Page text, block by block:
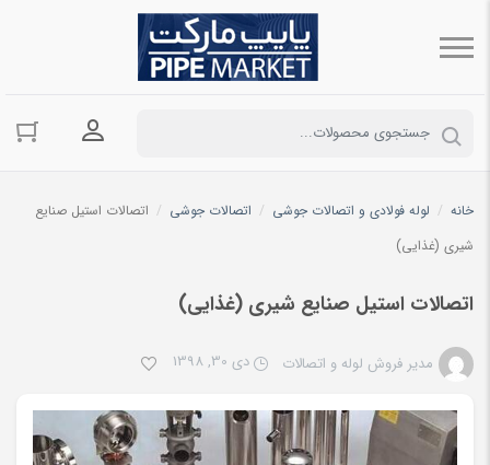
ورود به
خانه / لوله فولادی و اتصالات جوشی / اتصالات جوشی / اتصالات استیل صنایع
شیری (غذایی)
اتصالات استیل صنایع شیری (غذایی)
مدیر فروش لوله و اتصالات دی 30, 1398